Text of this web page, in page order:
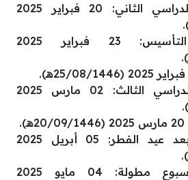
نهاية الفصل الدراسي الثاني: 20 فبراير 2025
إجازة يوم التأسيس: 23 فبراير 2025
بداية الفصل الدراسي الثالث: 02 مارس 2025
بداية الدراسة بعد عيد الفطر: 05 أبريل 2025
إجازة نهاية أسبوع مطولة: 04 مايو 2025